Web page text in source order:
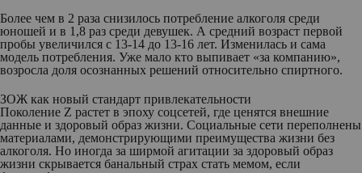
Более чем в 2 раза снизилось потребление алкоголя среди
юношей и в 1,8 раз среди девушек. А средний возраст первой
пробы увеличился с 13-14 до 13-16 лет. Изменилась и сама
модель потребления. Уже мало кто выпивает «за компанию»,
возросла доля осознанных решений относительно спиртного.
ЗОЖ как новый стандарт привлекательности
Поколение Z растет в эпоху соцсетей, где ценятся внешние
данные и здоровый образ жизни. Социальные сети переполнены
материалами, демонстрирующими преимущества жизни без
алкоголя. Но иногда за ширмой агитации за здоровый образ
жизни скрывается банальный страх стать мемом, если